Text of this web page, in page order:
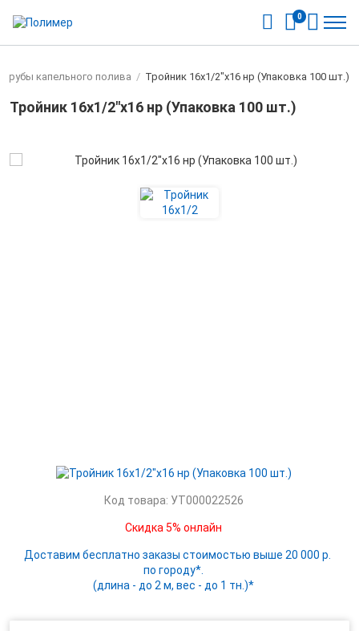
0
трубы капельного полива / Тройник 16х1/2"х16 нр (Упаковка 100 шт.)
Тройник 16х1/2"х16 нр (Упаковка 100 шт.)
Код товара: УТ000022526
Скидка 5% онлайн
Доставим бесплатно заказы стоимостью выше 20 000 р.
по городу*.
(длина - до 2 м, вес - до 1 тн.)*